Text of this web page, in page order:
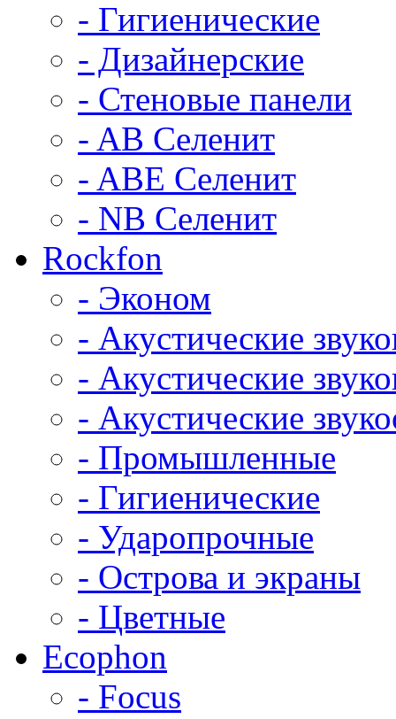
- Гигиенические
- Дизайнерские
- Стеновые панели
- AB Селенит
- ABE Селенит
- NB Селенит
Rockfon
- Эконом
- Акустические
- Акустические
- Акустические
- Промышленные
- Гигиенические
- Ударопрочные
- Острова и экраны
- Цветные
Ecophon
- Focus